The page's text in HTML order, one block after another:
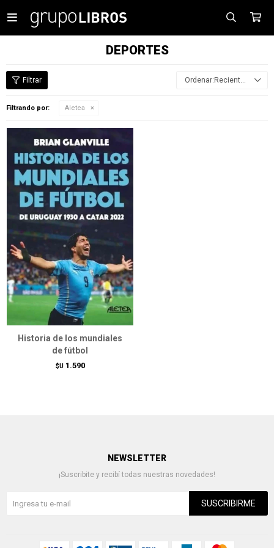

DEPORTES
Recientes
Filtrando por: Aletea
Historia de los mundiales
de fútbol
$U 1.590
NEWSLETTER
¡Suscribite y recibí todas nuestras novedades!
SUSCRIBIRME